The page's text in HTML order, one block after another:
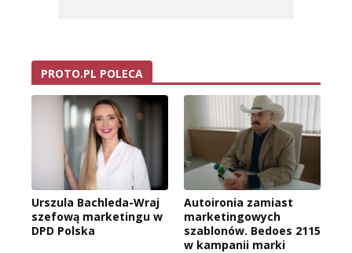
PROTO.PL POLECA
Urszula Bachleda-Wraj
szefową marketingu w
DPD Polska
Autoironia zamiast
marketingowych
szablonów. Bedoes 2115
w kampanii marki